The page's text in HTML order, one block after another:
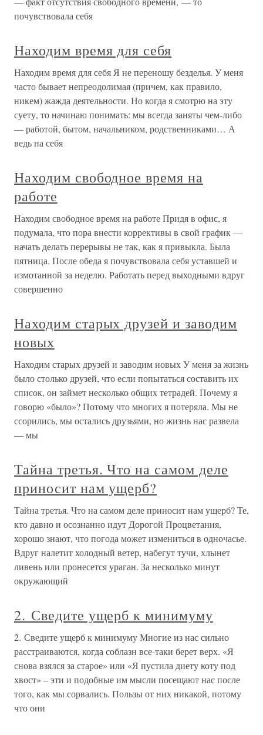
почувствовала себя
Находим время для себя
Находим время для себя Я не переношу безделья. У меня
часто бывает непреодолимая (причем, как правило,
никем) жажда деятельности. Но когда я смотрю на эту
суету, то начинаю понимать: мы всегда заняты чем-либо
— работой, бытом, начальником, родственниками… А
ведь на себя
Находим свободное время на
работе
Находим свободное время на работе Придя в офис, я
подумала, что пора внести коррективы в свой график —
начать делать перерывы не так, как я привыкла. Была
пятница. После обеда я почувствовала себя уставшей и
измотанной за неделю. Работать перед выходными вдруг
совершенно
Находим старых друзей и заводим
новых
Находим старых друзей и заводим новых У меня за жизнь
было столько друзей, что если попытаться составить их
список, он займет несколько общих тетрадей. Почему я
говорю «было»? Потому что многих я потеряла. Мы не
ссорились, мы остались друзьями, но жизнь нас развела
— мы
Тайна третья. Что на самом деле
приносит нам ущерб?
Тайна третья. Что на самом деле приносит нам ущерб? Те,
кто давно и осознанно идут Дорогой Процветания,
хорошо знают, что погода может измениться в одночасье.
Вдруг налетит холодный ветер, набегут тучи, хлынет
ливень или пронесется ураган. За несколько минут
окружающий
2. Сведите ущерб к минимуму
2. Сведите ущерб к минимуму Многие из нас сильно
расстраиваются, когда соблазн все-таки берет верх. «Я
снова взялся за старое» или «Я пустила диету коту под
хвост» – эти и подобные им мысли посещают нас после
того, как мы сорвались. Пользы от них никакой, потому
что они